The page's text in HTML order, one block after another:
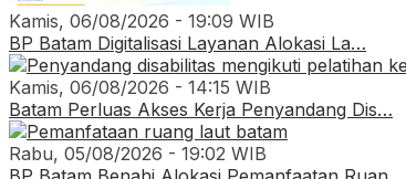
Kamis, 06/08/2026 - 19:09 WIB
BP Batam Digitalisasi Layanan Alokasi La…
Kamis, 06/08/2026 - 14:15 WIB
Batam Perluas Akses Kerja Penyandang Dis…
Rabu, 05/08/2026 - 19:02 WIB